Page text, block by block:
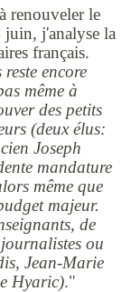
renouveler le
juin, j'analyse la
français.
encore
même à
des petits
(deux élus:
Joseph
mandature
même que
majeur.
de
ou
Jean-Marie
Hyaric)."